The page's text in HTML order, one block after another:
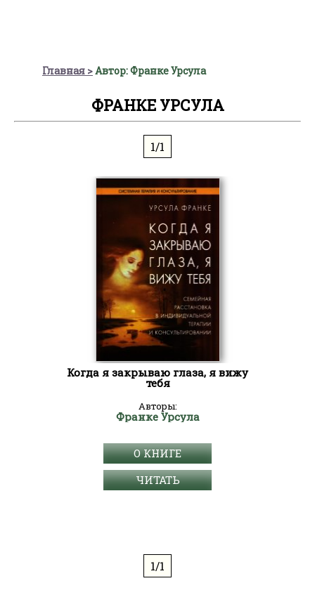
Главная Автор: Франке Урсула
ФРАНКЕ УРСУЛА
1/1
Когда я закрываю глаза, я вижу
тебя
Авторы:
Франке Урсула
О КНИГЕ
ЧИТАТЬ
1/1